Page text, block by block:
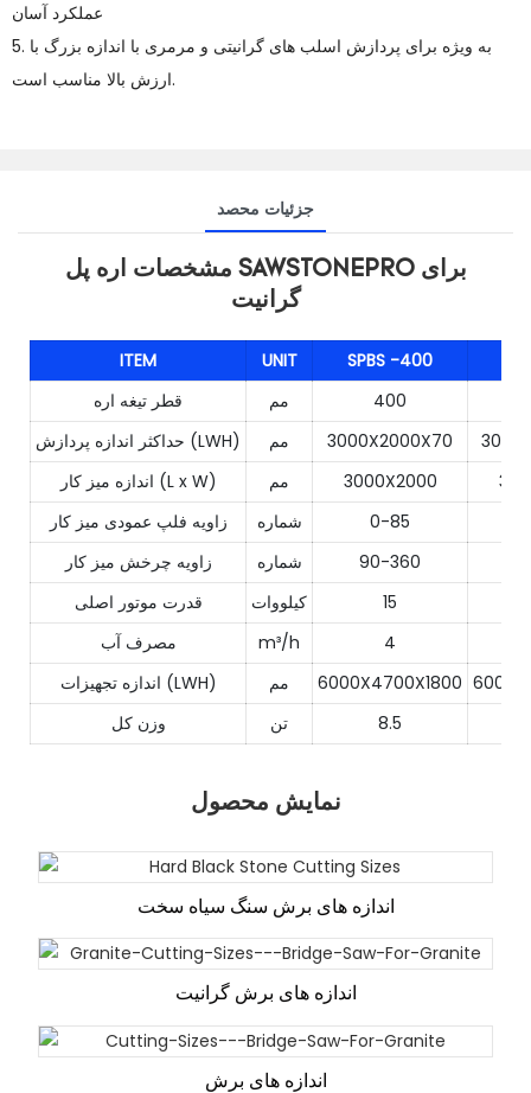
عملکرد آسان
5. به ویژه برای پردازش اسلب های گرانیتی و مرمری با اندازه بزرگ با
ارزش بالا مناسب است.
جزئیات محصد
مشخصات اره پل SAWSTONEPRO برای
گرانیت
ITEM UNIT SPBS -400
قطر تیغه اره
مم 400
حداکثر اندازه پردازش (LWH)
مم 3000X2000X70
اندازه میز کار (L x W)
مم 3000X2000
زاویه فلپ عمودی میز کار
شماره 0-85
زاویه چرخش میز کار
شماره 90-360
قدرت موتور اصلی
کیلووات
15
مصرف آب
m³/h
4
اندازه تجهیزات (LWH)
مم 6000X4700X1800
وزن کل
تن 8.5
نمایش محصول
اندازه های برش سنگ سیاه سخت
اندازه های برش گرانیت
اندازه های برش